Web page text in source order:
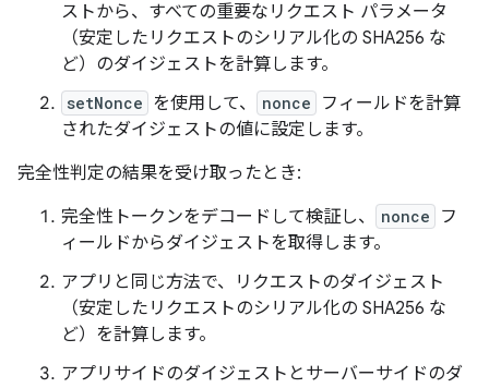
ストから、すべての重要なリクエスト パラメータ
（安定したリクエストのシリアル化の SHA256 な
ど）のダイジェストを計算します。
setNonce を使用して、 nonce
フィールドを計算
されたダイジェストの値に設定します。
完全性判定の結果を受け取ったとき:
完全性トークンをデコードして検証し、
nonce
フ
ィールドからダイジェストを取得します。
アプリと同じ方法で、リクエストのダイジェスト
（安定したリクエストのシリアル化の SHA256 な
ど）を計算します。
アプリサイドのダイジェストとサーバーサイドのダ